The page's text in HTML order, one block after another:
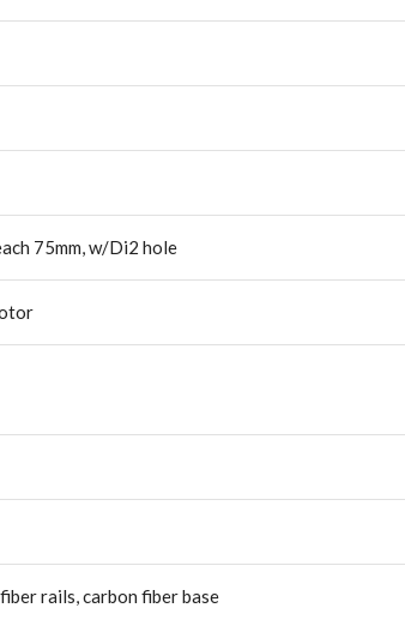
75mm, w/Di2 hole
rails, carbon fiber base